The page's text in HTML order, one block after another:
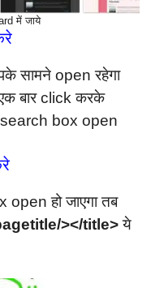
में जाये
सामने open रहेगा
बार click करके
box open
हो जाएगा तब
></title>ये